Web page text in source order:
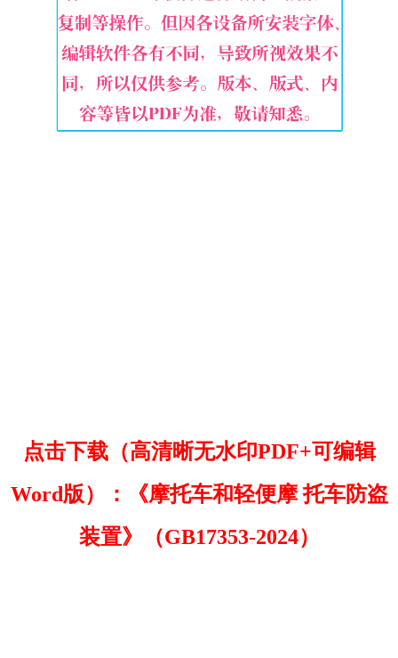
点击下载（高清晰无水印PDF+可编辑
Word版）：《摩托车和轻便摩 托车防盗
装置》（GB17353-2024）